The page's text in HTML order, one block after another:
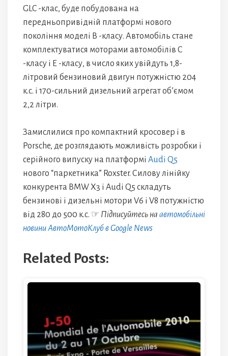
GLC -клас, буде побудована на
передньопривідній платформі нового
покоління моделі B -класу. Автомобіль стане
комплектуватися моторами автомобілів C
-класу і E -класу, в число яких увійдуть 1,8-
літровий бензиновий двигун потужністю 204
к.с. і 170-сильний дизельний агрегат об’ємом
2,2 літри.
Замислилися про компактний кросовер і в
Porsche, де розглядають можливість розробки і
серійного випуску на платформі Audi Q5
нового “паркетника” Roxster. Силову лінійку
конкурента BMW X3 і Audi Q5 складуть
бензинові і дизельні мотори V6 і V8 потужністю
від 280 до 500 к.с. ☞ Підписуйтесь на автомобільні
новини АвтоМотоКлуб в Google News
Related Posts: